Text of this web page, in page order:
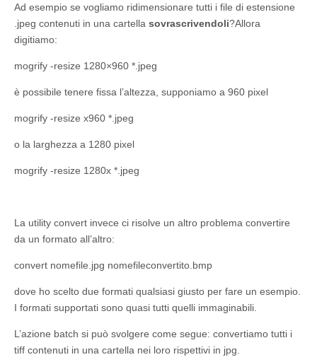
Ad esempio se vogliamo ridimensionare tutti i file di estensione
.jpeg contenuti in una cartella sovrascrivendoli?Allora
digitiamo:
mogrify -resize 1280×960 *.jpeg
è possibile tenere fissa l’altezza, supponiamo a 960 pixel
mogrify -resize x960 *.jpeg
o la larghezza a 1280 pixel
mogrify -resize 1280x *.jpeg
La utility convert invece ci risolve un altro problema convertire
da un formato all’altro:
convert nomefile.jpg nomefileconvertito.bmp
dove ho scelto due formati qualsiasi giusto per fare un esempio.
I formati supportati sono quasi tutti quelli immaginabili.
L’azione batch si può svolgere come segue: convertiamo tutti i
tiff contenuti in una cartella nei loro rispettivi in jpg.